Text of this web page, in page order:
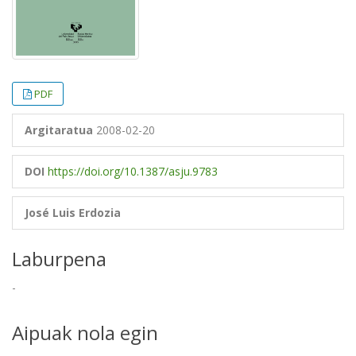
PDF
Argitaratua 2008-02-20
DOI https://doi.org/10.1387/asju.9783
José Luis Erdozia
Laburpena
-
Aipuak nola egin